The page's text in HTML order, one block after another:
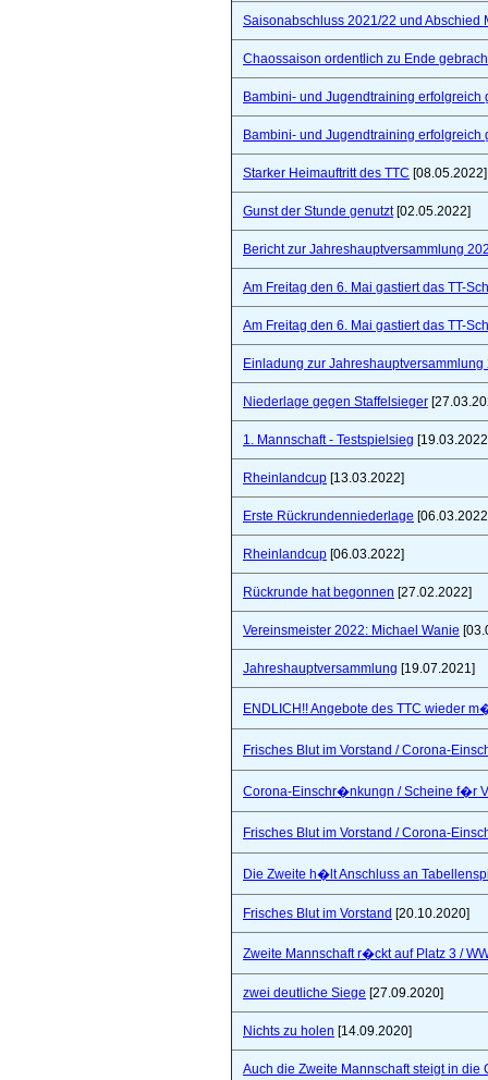
Saisonabschluss 2021/22 und Abschied
Chaossaison ordentlich zu Ende
Bambini- und Jugendtraining erfolgreich
Bambini- und Jugendtraining erfolgreich
Starker Heimauftritt des TTC [08.05.2022]
Gunst der Stunde genutzt[02.05.2022]
Bericht zur Jahreshauptversammlung
Am Freitag den 6. Mai gastiert das TT-
Am Freitag den 6. Mai gastiert das TT-
Einladung zur Jahreshauptversammlung
Niederlage gegen Staffelsieger
1. Mannschaft - Testspielsieg
Rheinlandcup [13.03.2022]
Erste Rückrundenniederlage
Rheinlandcup [06.03.2022]
Rückrunde hat begonnen [27.02.2022]
Vereinsmeister 2022: Michael Wanie
Jahreshauptversammlung [19.07.2021]
ENDLICH!! Angebote des TTC wieder
Frisches Blut im Vorstand / Corona-
Corona-Einschr�nkungn / Scheine f�r
Frisches Blut im Vorstand / Corona-
Die Zweite h�lt Anschluss an
Frisches Blut im Vorstand [20.10.2020]
Zweite Mannschaft r�ckt auf Platz 3 /
zwei deutliche Siege [27.09.2020]
Nichts zu holen [14.09.2020]
Auch die Zweite Mannschaft steigt in die